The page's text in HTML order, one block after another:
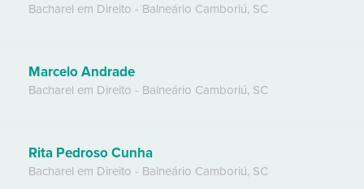
Bacharel em Direito - Balneário Camboriú, SC
Marcelo Andrade
Bacharel em Direito - Balneário Camboriú, SC
Rita Pedroso Cunha
Bacharel em Direito - Balneário Camboriú, SC